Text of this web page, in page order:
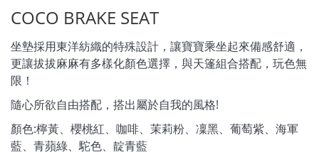
COCO BRAKE SEAT
坐墊採用東洋紡織的特殊設計，讓寶寶乘坐起來備感舒適，
更讓拔拔麻麻有多樣化顏色選擇，與天篷組合搭配，玩色無
限！
隨心所欲自由搭配， 搭出屬於自我的風格!
顏色:檸黃、櫻桃紅、咖啡、茉莉粉、凜黑、葡萄紫、海軍
藍、青蘋綠、駝色、靛青藍